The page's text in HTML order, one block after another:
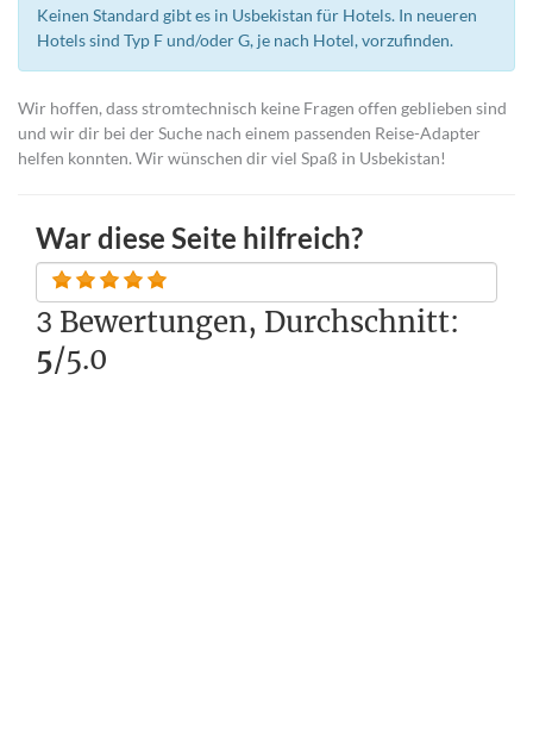
Keinen Standard gibt es in Usbekistan für Hotels. In neueren
Hotels sind Typ F und/oder G, je nach Hotel, vorzufinden.
Wir hoffen, dass stromtechnisch keine Fragen offen geblieben sind
und wir dir bei der Suche nach einem passenden Reise-Adapter
helfen konnten. Wir wünschen dir viel Spaß in Usbekistan!
War diese Seite hilfreich?
3 Bewertungen, Durchschnitt:
5/5.0